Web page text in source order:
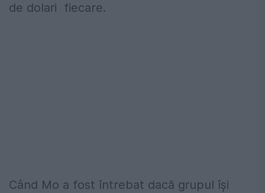
de dolari fiecare.
Când Mo a fost întrebat dacă grupul își